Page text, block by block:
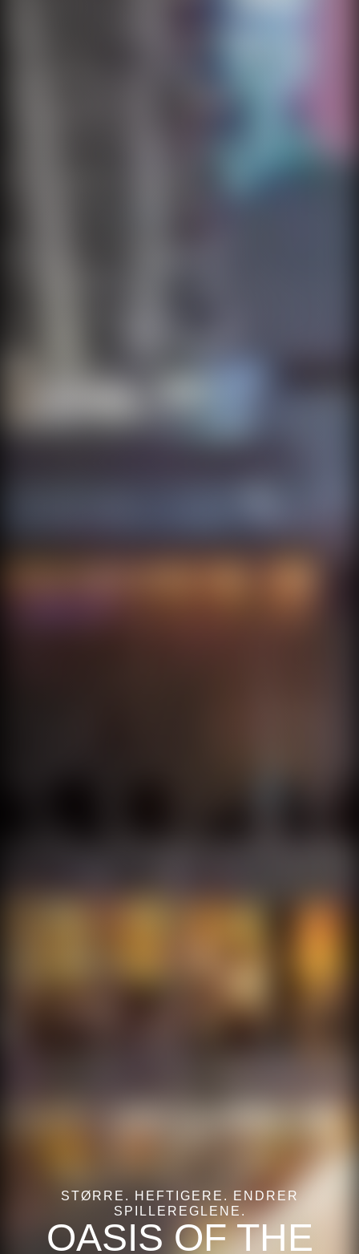
STØRRE. HEFTIGERE. ENDRER
SPILLEREGLENE.
OASIS OF THE